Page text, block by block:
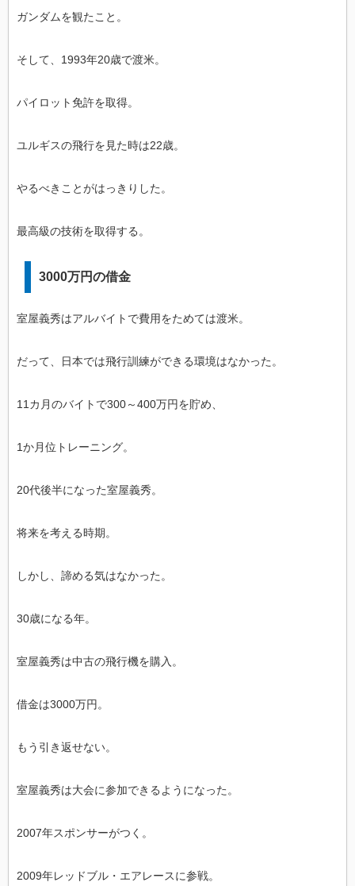
ガンダムを観たこと。
そして、1993年20歳で渡米。
パイロット免許を取得。
ユルギスの飛行を見た時は22歳。
やるべきことがはっきりした。
最高級の技術を取得する。
3000万円の借金
室屋義秀はアルバイトで費用をためては渡米。
だって、日本では飛行訓練ができる環境はなかった。
11カ月のバイトで300～400万円を貯め、
1か月位トレーニング。
20代後半になった室屋義秀。
将来を考える時期。
しかし、諦める気はなかった。
30歳になる年。
室屋義秀は中古の飛行機を購入。
借金は3000万円。
もう引き返せない。
室屋義秀は大会に参加できるようになった。
2007年スポンサーがつく。
2009年レッドブル・エアレースに参戦。